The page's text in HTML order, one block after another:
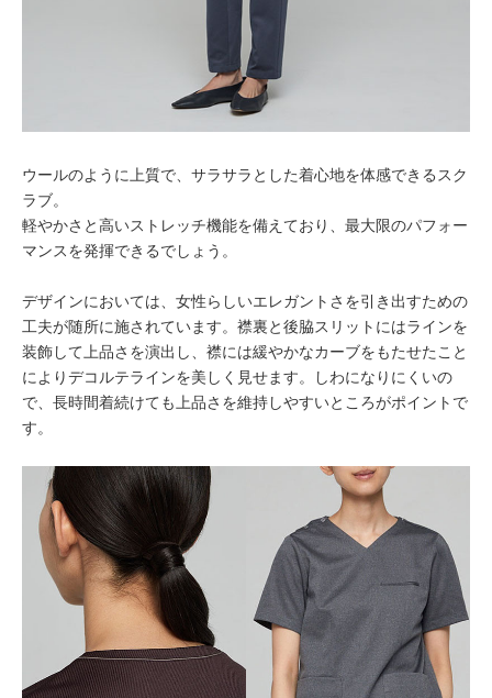
ウールのように上質で、サラサラとした着心地を体感できるスク
ラブ。
軽やかさと高いストレッチ機能を備えており、最大限のパフォー
マンスを発揮できるでしょう。
デザインにおいては、女性らしいエレガントさを引き出すための
工夫が随所に施されています。襟裏と後脇スリットにはラインを
装飾して上品さを演出し、襟には緩やかなカーブをもたせたこと
によりデコルテラインを美しく見せます。しわになりにくいの
で、長時間着続けても上品さを維持しやすいところがポイントで
す。